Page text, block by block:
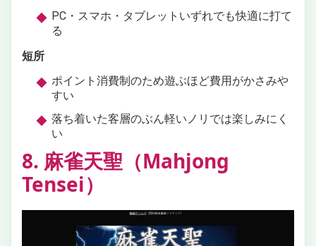
PC・スマホ・タブレットいずれでも快適に打て
る
短所
ポイント消費制のため遊ぶほど費用がかさみや
すい
落ち着いた客層のぶん軽いノリでは楽しみにく
い
8. 麻雀天聖（Mahjong
Tensei）